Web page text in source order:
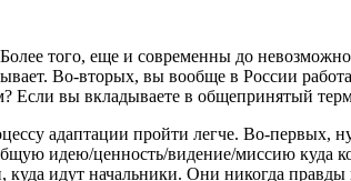
того, еще и современны до
Во-вторых, вы вообще в России
вы вкладываете в общепринятый
адаптации пройти легче. Во-первых,
идею/ценность/видение/миссию
идут начальники. Они никогда